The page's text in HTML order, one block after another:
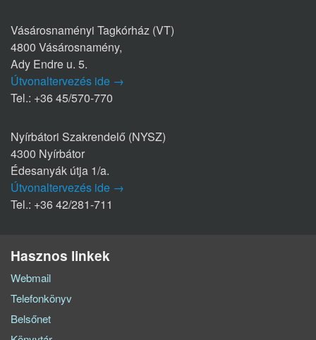
Vásárosnaményi Tagkórház (VT)
4800 Vásárosnamény,
Ady Endre u. 5.
Útvonaltervezés ide →
Tel.: +36 45/570-770
Nyírbátori Szakrendelő (NYSZ)
4300 Nyírbátor
Édesanyák útja 1/a.
Útvonaltervezés ide →
Tel.: +36 42/281-711
Hasznos linkek
Webmail
Telefonkönyv
Belsőnet